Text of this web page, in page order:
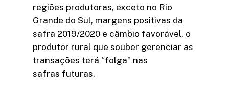
regiões produtoras, exceto no Rio
Grande do Sul, margens positivas da
safra 2019/2020 e câmbio favorável, o
produtor rural que souber gerenciar as
transações terá “folga” nas
safras futuras.